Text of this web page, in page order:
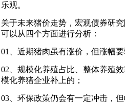
乐观。
关于未来猪价走势，宏观债券研
可以从四个方面进行分析：
01、近期猪肉虽有涨价，但涨幅
02、规模化养殖占比、整体养殖
模化养猪企业补上的；
03、环保政策仍会有一定冲击，但